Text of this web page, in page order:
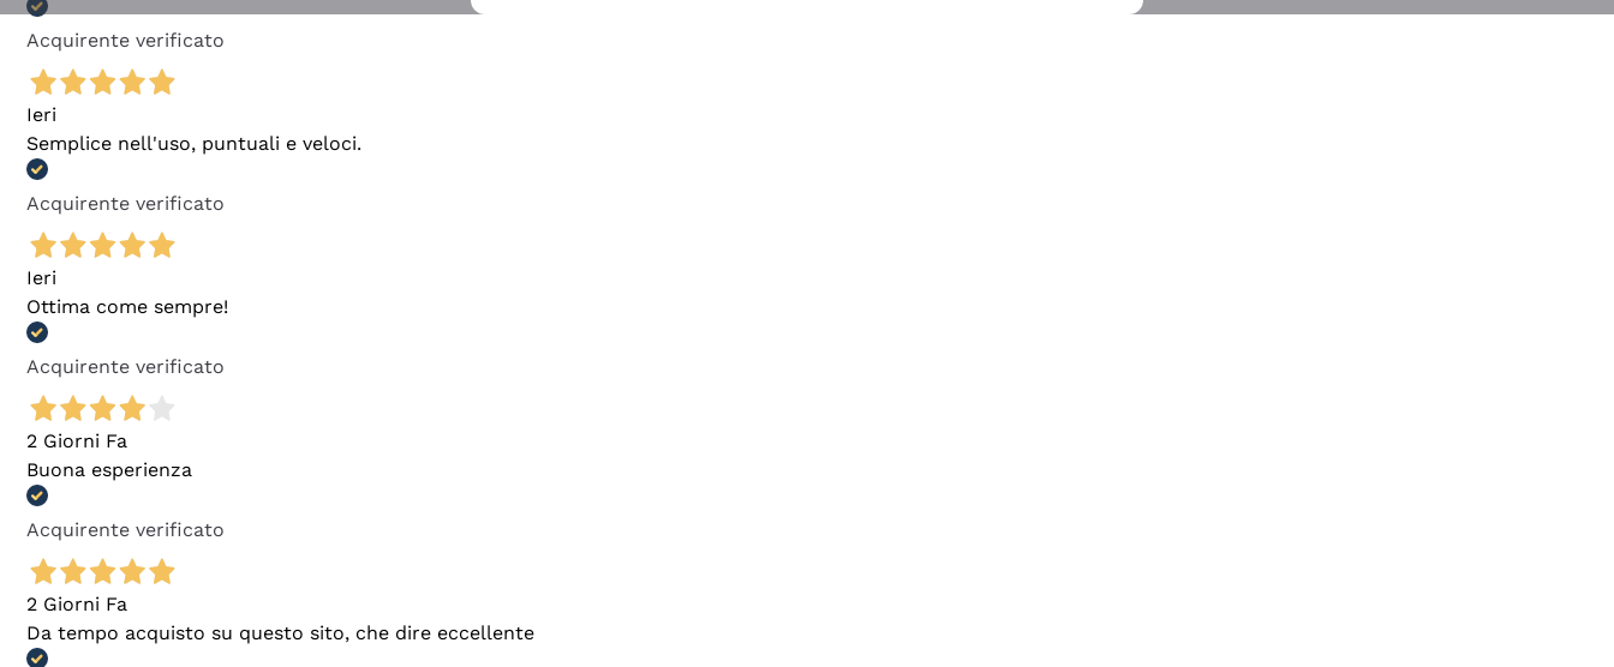
Acquirente verificato
Ieri
Semplice nell'uso, puntuali e veloci.
Acquirente verificato
Ieri
Ottima come sempre!
Acquirente verificato
2 Giorni Fa
Buona esperienza
Acquirente verificato
2 Giorni Fa
Da tempo acquisto su questo sito, che dire eccellente